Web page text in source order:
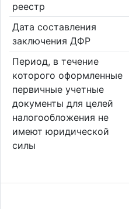
реестр
Дата составления
заключения ДФР
Период, в течение
которого оформленные
первичные учетные
документы для целей
налогообложения не
имеют юридической
силы